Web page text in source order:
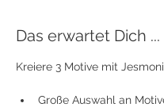
Das erwartet Dich ...
Kreiere 3 Motive mit
Große Auswahl an